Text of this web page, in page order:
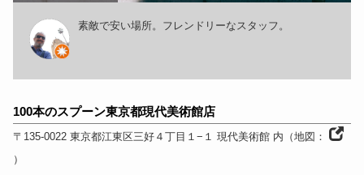
素敵で安い場所。フレンドリーなスタッフ。
100本のスプーン東京都現代美術館店
〒135-0022 東京都江東区三好４丁目１−１ 現代美術館 内 （地図：
）